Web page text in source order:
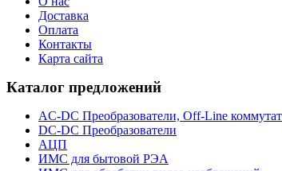
Доставка
Оплата
Контакты
Карта сайта
Каталог предложений
AC-DC Преобразователи, Off-Line
DC-DC Преобразователи
АЦП
ИМС для бытовой РЭА